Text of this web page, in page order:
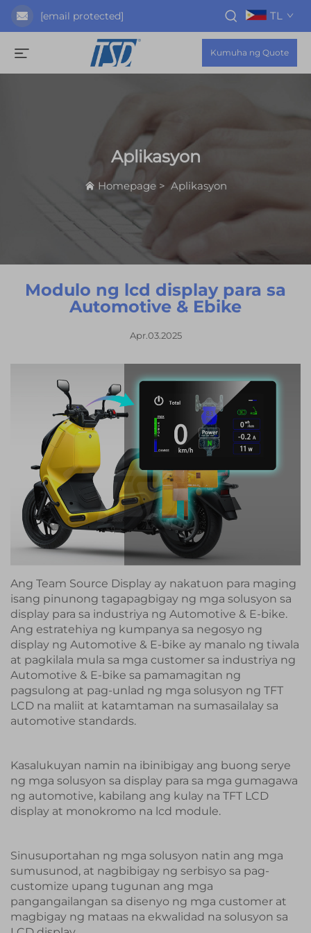
[email protected] TL
Kumuha ng Quote
Aplikasyon
Homepage> Aplikasyon
Modulo ng lcd display para sa
Automotive & Ebike
Apr.03.2025
Ang Team Source Display ay nakatuon para maging
isang pinunong tagapagbigay ng mga solusyon sa
display para sa industriya ng Automotive & E-bike.
Ang estratehiya ng kumpanya sa negosyo ng
display ng Automotive & E-bike ay manalo ng tiwala
at pagkilala mula sa mga customer sa industriya ng
Automotive & E-bike sa pamamagitan ng
pagsulong at pag-unlad ng mga solusyon ng TFT
LCD na maliit at katamtaman na sumasailalay sa
automotive standards.
Kasalukuyan namin na ibinibigay ang buong serye
ng mga solusyon sa display para sa mga gumagawa
ng automotive, kabilang ang kulay na TFT LCD
display at monokromo na lcd module.
Sinusuportahan ng mga solusyon natin ang mga
sumusunod, at nagbibigay ng serbisyo sa pag-
customize upang tugunan ang mga
pangangailangan sa disenyo ng mga customer at
magbigay ng mataas na ekwalidad na solusyon sa